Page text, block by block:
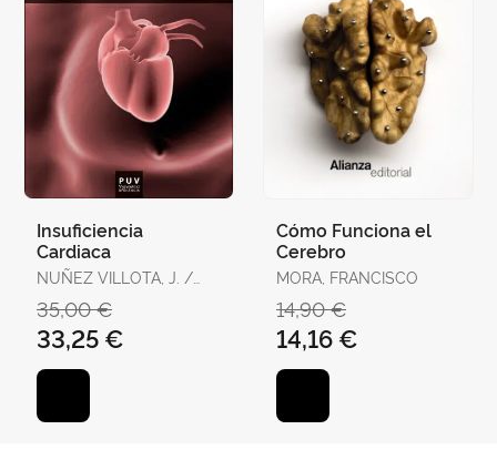
Insuficiencia
Cardiaca
NUÑEZ VILLOTA, J. /
35,00 €
33,25 €
Cómo Funciona el
Cerebro
MORA, FRANCISCO
14,90 €
14,16 €